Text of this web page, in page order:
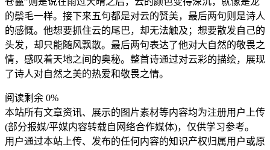
的鬃毛一样。接下来五句都是对云的赞美，最后两句则是诗人
的感慨。他想要抓住云的尾巴，却无法触及；想要散发自己的
头发，却只能随风飘散。最后两句表达了他对大自然的敬畏之
情，感叹着天地之间的奥秘。整首诗通过对云彩的描绘，展现
了诗人对自然之美的热爱和敬畏之情。
阅读剩余 0%
本站所有文章资讯、展示的图片素材等内容均为注册用户上传
(部分报媒/平媒内容转载自网络合作媒体)，仅供学习参考。
用户通过本站上传、发布的任何内容的知识产权归属用户或原